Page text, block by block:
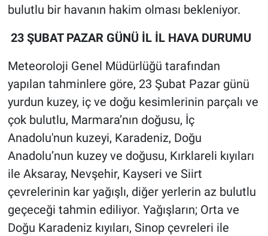
bulutlu bir havanın hakim olması bekleniyor.
23 ŞUBAT PAZAR GÜNÜ İL İL HAVA DURUMU
Meteoroloji Genel Müdürlüğü tarafından
yapılan tahminlere göre, 23 Şubat Pazar günü
yurdun kuzey, iç ve doğu kesimlerinin parçalı ve
çok bulutlu, Marmara’nın doğusu, İç
Anadolu'nun kuzeyi, Karadeniz, Doğu
Anadolu’nun kuzey ve doğusu, Kırklareli kıyıları
ile Aksaray, Nevşehir, Kayseri ve Siirt
çevrelerinin kar yağışlı, diğer yerlerin az bulutlu
geçeceği tahmin ediliyor. Yağışların; Orta ve
Doğu Karadeniz kıyıları, Sinop çevreleri ile
İlan
Kimdir
Koronavirüs
Kültür Sanat
Ne demişti
Nedir
Popüler
Programlar